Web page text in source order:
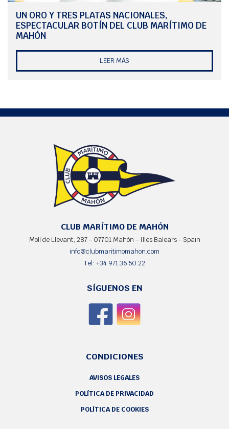
UN ORO Y TRES PLATAS NACIONALES,
ESPECTACULAR BOTÍN DEL CLUB MARÍTIMO DE
MAHÓN
LEER MÁS
CLUB MARÍTIMO DE MAHÓN
Moll de Llevant, 287 - 07701 Mahón - Illes Balears - Spain
info@clubmaritimomahon.com
Tel: +34 971 36 50 22
SÍGUENOS EN
CONDICIONES
AVISOS LEGALES
POLÍTICA DE PRIVACIDAD
POLÍTICA DE COOKIES